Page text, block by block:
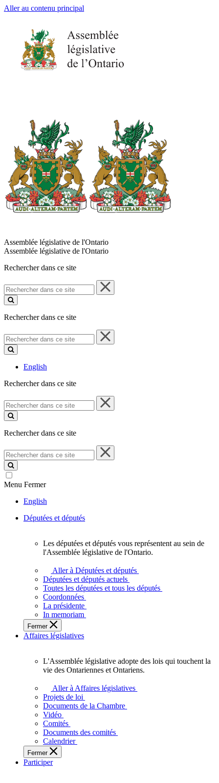
Aller au contenu principal
Assemblée législative de l'Ontario
Assemblée législative de l'Ontario
Rechercher dans ce site
Rechercher
dans
ce
Rechercher dans ce site
Rechercher
dans
ce
English
Rechercher dans ce site
Rechercher
dans
ce
Rechercher dans ce site
Rechercher
dans
ce
site
Menu Fermer
English
Députées et députés
députés
vous
représentent
sein
de
l'Assemblée
législative
l'Ontario.
Les députées et députés vous représentent au sein de
l'Assemblée législative de l'Ontario.
Aller à Députées et députés
Députées et députés actuels
Toutes les députées et tous les députés
Coordonnées
La présidente
In memoriam
Fermer
Affaires législatives
L'Assemblée
adopte
touchent
des
Ontariennes
et
L'Assemblée législative adopte des lois qui touchent la
vie des Ontariennes et Ontariens.
Aller à Affaires législatives
Projets de loi
Documents de la Chambre
Vidéo
Comités
Documents des comités
Calendrier
Fermer
Participer